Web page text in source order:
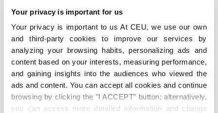
Your privacy is important for us
Your privacy is important to us At CEU, we use our own
and third-party cookies to improve our services by
analyzing your browsing habits, personalizing ads and
content based on your interests, measuring performance,
and gaining insights into the audiences who viewed the
ads and content. You can accept all cookies and continue
browsing by clicking the "I ACCEPT" button; alternatively,
you can access more detailed information and change
durante tus estudios?
Sí, estuve el año pasado en un proyecto beta que este
año se ha llevado a cabo. Es
una colaboración con
Europapress
en el que nos enseñaron a hacer periodismo
mó
, saber qué puede ser noticia, y cómo saber los
datos que hay que destacar de cualquier suceso que te
encuentres. Ha sido una experiencia muy buena para mi
formación, ya que aprendí a hacer periodismo digital, lo
que me ha venir genial para próximas oportunidades
laborales.